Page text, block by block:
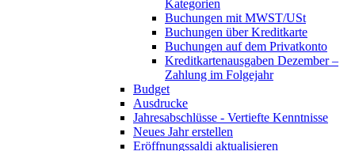
Kategorien
Buchungen mit MWST/USt
Buchungen über Kreditkarte
Buchungen auf dem Privatkonto
Kreditkartenausgaben Dezember –
Zahlung im Folgejahr
Budget
Ausdrucke
Jahresabschlüsse - Vertiefte Kenntnisse
Neues Jahr erstellen
Eröffnungssaldi aktualisieren